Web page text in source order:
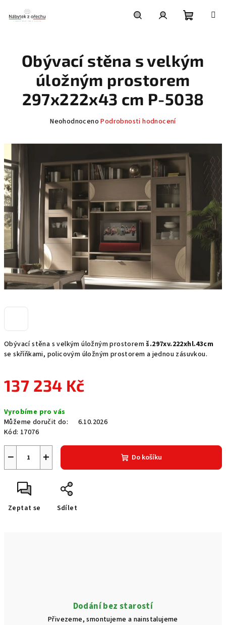
obsah
košík
Obývací stěna s velkým úložným prostoremš.297xv.222xhl.43cm
se skříňkami, policovým úložným prostorem a jednou zásuvkou.
137 234 Kč
cena:
Vyrobíme pro vás
Můžeme doručit do:
6.10.2026
Kód: 17076
+
− Do košíku
Zeptat se Sdílet
Obývací stěna s velkým
úložným prostorem
297x222x43 cm P-5038
Průměrné
produktu
0,0
z
5
hvězdiček.
Neohodnoceno Podrobnosti hodnocení
Dodání bez starostí
Přivezeme, smontujeme a nainstalujeme